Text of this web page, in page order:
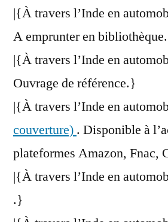
|{À travers l’Inde en
A emprunter en
|{À travers l’Inde en
Ouvrage de référence.}
|{À travers l’Inde en
couverture) . Disponible à
plateformes Amazon,
|{À travers l’Inde en
.}